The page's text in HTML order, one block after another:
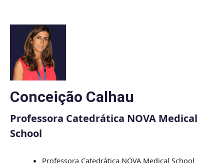
content
Conceição Calhau
Professora Catedrática NOVA Medical
School
Professora Catedrática NOVA Medical School